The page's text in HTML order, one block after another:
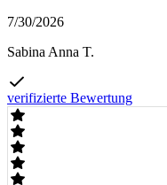
7/30/2026
Sabina Anna T.
verifizierte Bewertung